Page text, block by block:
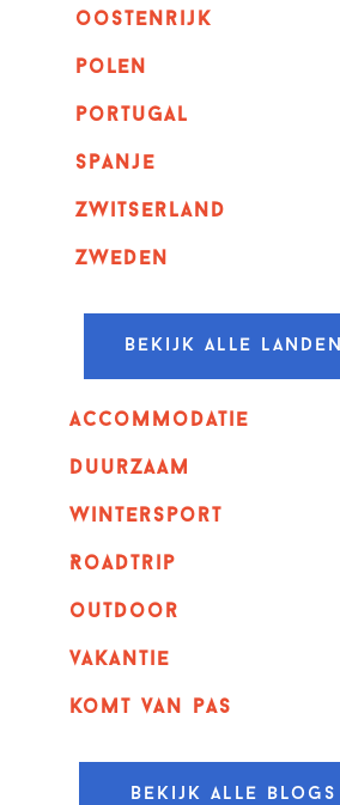
oostenrijk
polen
portugal
spanje
zwitserland
zweden
Bekijk alle landen
Accommodatie
Duurzaam
wintersport
Roadtrip
outdoor
vakantie
komt van pas
Bekijk alle blogs